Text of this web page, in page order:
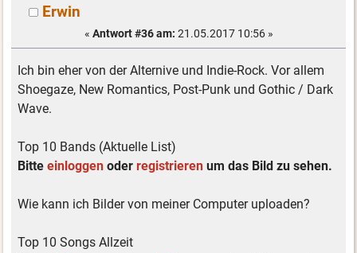
Erwin
« Antwort #36 am: 21.05.2017 10:56 »
Ich bin eher von der Alternive und Indie-Rock. Vor allem
Shoegaze, New Romantics, Post-Punk und Gothic / Dark
Wave.
Top 10 Bands (Aktuelle List)
Bitteeinloggen oderregistrieren um das Bild zu sehen.
Wie kann ich Bilder von meiner Computer uploaden?
Top 10 Songs Allzeit